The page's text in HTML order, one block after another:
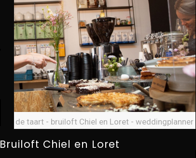
de taart - bruiloft Chiel en Loret - weddingplanner
Bruiloft Chiel en Loret